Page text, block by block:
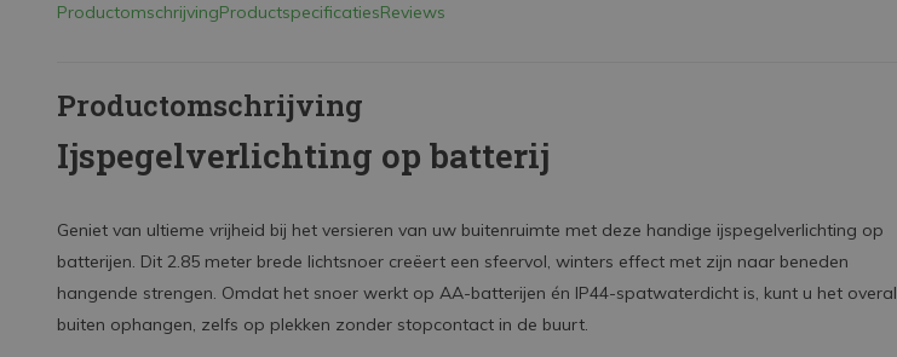
ProductomschrijvingProductspecificatiesReviews
Productomschrijving
Ijspegelverlichting op batterij
Geniet van ultieme vrijheid bij het versieren van uw buitenruimte met deze handige ijspegelverlichting op
batterijen. Dit 2.85 meter brede lichtsnoer creëert een sfeervol, winters effect met zijn naar beneden
hangende strengen. Omdat het snoer werkt op AA-batterijen én IP44-spatwaterdicht is, kunt u het overal
buiten ophangen, zelfs op plekken zonder stopcontact in de buurt.